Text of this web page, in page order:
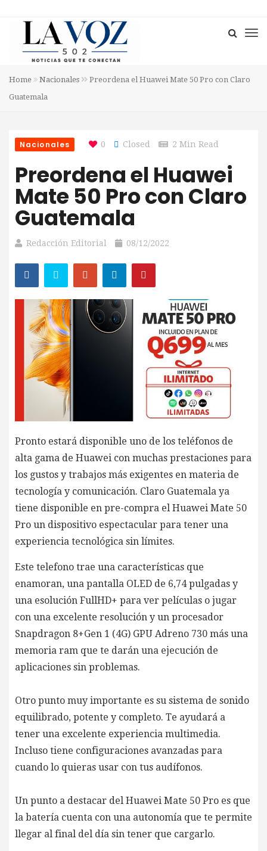
Home Nacionales
Preordena el Huawei Mate 50 Pro con Claro
Guatemala
Nacionales 0 Closed 2 Min Read
Preordena el Huawei
Mate 50 Pro con Claro
Guatemala
Redacción Editorial 08/12/2022
Pronto estará disponible uno de los teléfonos de
alta gama de Huawei con muchas prestaciones para
los gustos y trabajos más exigentes en materia de
tecnología y comunicación. Claro Guatemala ya
tiene disponible en pre-compra el Huawei Mate 50
Pro un dispositivo espectacular para tener una
experiencia tecnológica sin límites.
Este telefono trae una características que
enamoran, una pantalla OLED de 6,74 pulgadas y
una esolución FullHD+ para ver películas o jugar
con una excelente resolución y un procesador
Snapdragon 8+Gen 1 (4G) GPU Adreno 730 más una
memoria ram que te darán una ejecución de
aplicaciones sin problemas.
Otro punto muy importante es su sistema de sonido
equilibrado, potente y completo. Te ayudará a
tener una excelente experiencia multimedia.
Incluso tiene configuraciones avanzadas para
cuando lo quieras usar con tus audífonos.
Un punto a destacar del Huawei Mate 50 Pro es que
la batería cuenta con una autonomía que te permite
llegar al final del día sin tener que cargarlo.